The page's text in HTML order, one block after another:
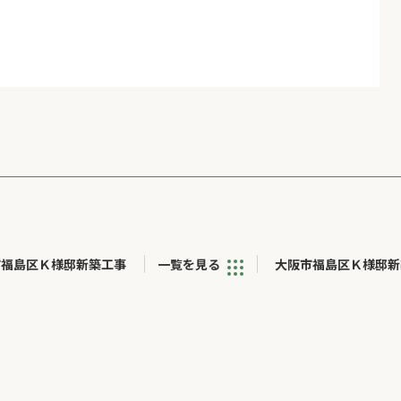
島区Ｋ様邸新築工事 一覧を見る 大阪市福島区Ｋ様邸